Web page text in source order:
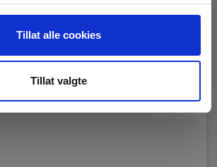
Tillat alle cookies
Tillat valgte